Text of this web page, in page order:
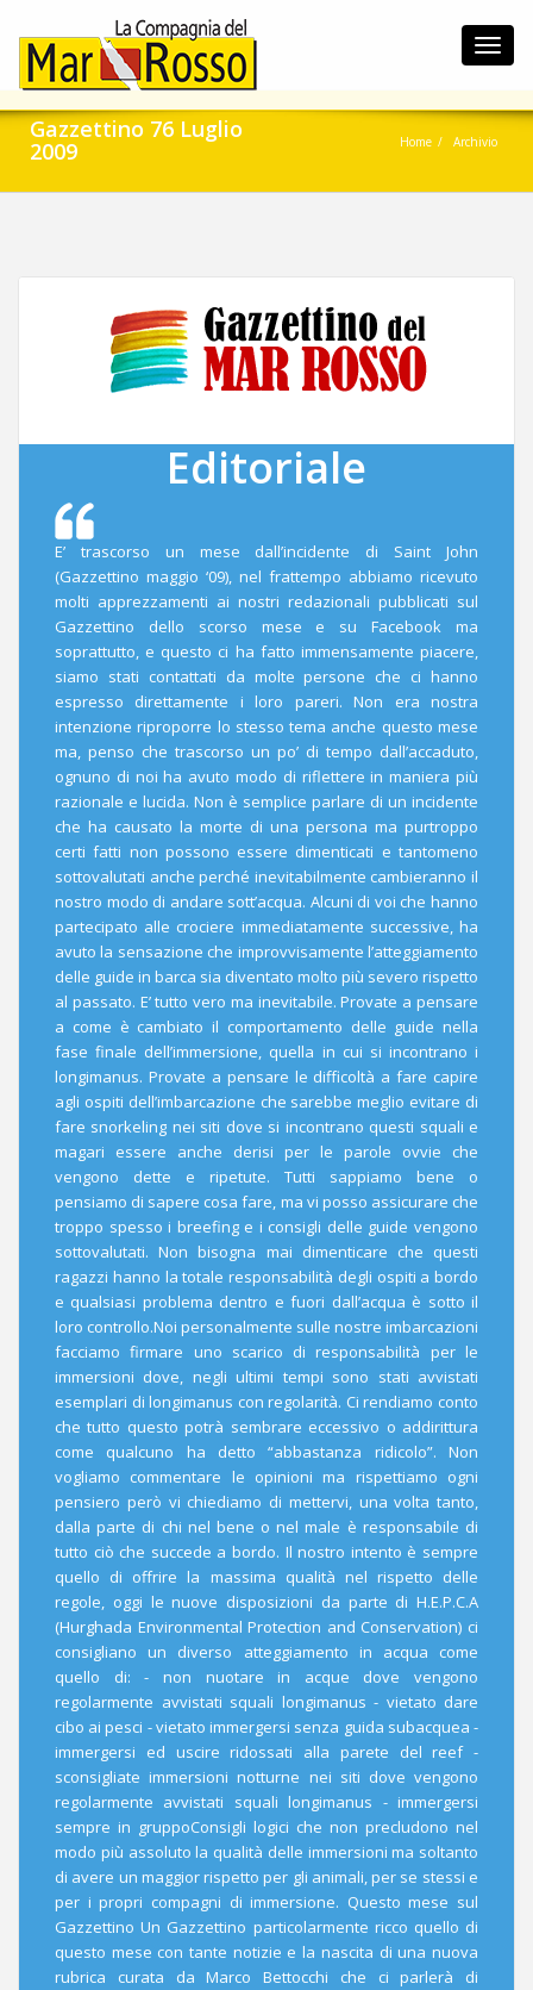
Gazzettino 76 Luglio
2009 Home Archivio
Editoriale
E’ trascorso un mese dall’incidente di Saint John
(Gazzettino maggio ‘09), nel frattempo abbiamo ricevuto
molti apprezzamenti ai nostri redazionali pubblicati sul
Gazzettino dello scorso mese e su Facebook ma
soprattutto, e questo ci ha fatto immensamente piacere,
siamo stati contattati da molte persone che ci hanno
espresso direttamente i loro pareri. Non era nostra
intenzione riproporre lo stesso tema anche questo mese
ma, penso che trascorso un po’ di tempo dall’accaduto,
ognuno di noi ha avuto modo di riflettere in maniera più
razionale e lucida. Non è semplice parlare di un incidente
che ha causato la morte di una persona ma purtroppo
certi fatti non possono essere dimenticati e tantomeno
sottovalutati anche perché inevitabilmente cambieranno il
nostro modo di andare sott’acqua. Alcuni di voi che hanno
partecipato alle crociere immediatamente successive, ha
avuto la sensazione che improvvisamente l’atteggiamento
delle guide in barca sia diventato molto più severo rispetto
al passato. E’ tutto vero ma inevitabile. Provate a pensare
a come è cambiato il comportamento delle guide nella
fase finale dell’immersione, quella in cui si incontrano i
longimanus. Provate a pensare le difficoltà a fare capire
agli ospiti dell’imbarcazione che sarebbe meglio evitare di
fare snorkeling nei siti dove si incontrano questi squali e
magari essere anche derisi per le parole ovvie che
vengono dette e ripetute. Tutti sappiamo bene o
pensiamo di sapere cosa fare, ma vi posso assicurare che
troppo spesso i breefing e i consigli delle guide vengono
sottovalutati. Non bisogna mai dimenticare che questi
ragazzi hanno la totale responsabilità degli ospiti a bordo
e qualsiasi problema dentro e fuori dall’acqua è sotto il
loro controllo.Noi personalmente sulle nostre imbarcazioni
facciamo firmare uno scarico di responsabilità per le
immersioni dove, negli ultimi tempi sono stati avvistati
esemplari di longimanus con regolarità. Ci rendiamo conto
che tutto questo potrà sembrare eccessivo o addirittura
come qualcuno ha detto “abbastanza ridicolo”. Non
vogliamo commentare le opinioni ma rispettiamo ogni
pensiero però vi chiediamo di mettervi, una volta tanto,
dalla parte di chi nel bene o nel male è responsabile di
tutto ciò che succede a bordo. Il nostro intento è sempre
quello di offrire la massima qualità nel rispetto delle
regole, oggi le nuove disposizioni da parte di H.E.P.C.A
(Hurghada Environmental Protection and Conservation) ci
consigliano un diverso atteggiamento in acqua come
quello di: - non nuotare in acque dove vengono
regolarmente avvistati squali longimanus - vietato dare
cibo ai pesci - vietato immergersi senza guida subacquea -
immergersi ed uscire ridossati alla parete del reef -
sconsigliate immersioni notturne nei siti dove vengono
regolarmente avvistati squali longimanus - immergersi
sempre in gruppoConsigli logici che non precludono nel
modo più assoluto la qualità delle immersioni ma soltanto
di avere un maggior rispetto per gli animali, per se stessi e
per i propri compagni di immersione. Questo mese sul
Gazzettino Un Gazzettino particolarmente ricco quello di
questo mese con tante notizie e la nascita di una nuova
rubrica curata da Marco Bettocchi che ci parlerà di